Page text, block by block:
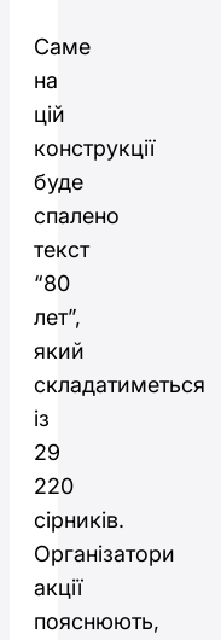
Саме
на
цій
конструкції
буде
спалено
текст
“80
лет”,
який
складатиметься
із
29
220
сірників.
Організатори
акції
пояснюють,